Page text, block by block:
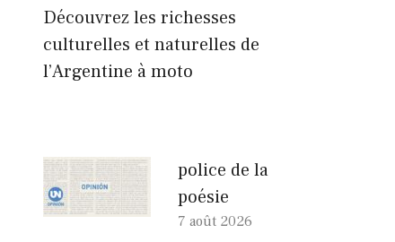
Découvrez les richesses
culturelles et naturelles de
l’Argentine à moto
police de la
poésie
7 août 2026